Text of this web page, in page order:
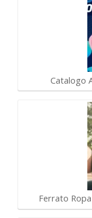
Catalogo
Ferrato